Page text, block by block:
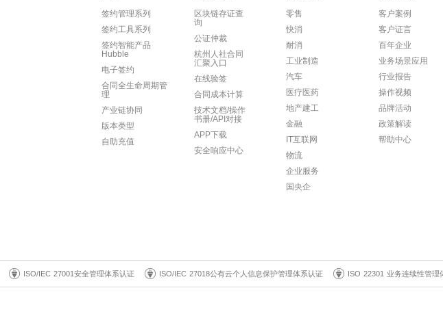
签约管理系列
签约工具系列
签约智能产品
Hubble
电子签约
合同全生命周期管
理
产业链协同
版本类型
自助充值
区块链存证查
询
公证仲裁
杭州人社合同
汇聚入口
在线验签
合同成本计算
技术文档/操作
书册/API对接
APP下载
安全响应中心
零售
快消
耐消
工业制造
汽车
医疗医药
地产建工
金融
IT互联网
物流
企业服务
国央企
客户案例
客户证言
百年企业
业务场景应用
行业报告
操作视频
品牌活动
政策解读
帮助中心
ISO/IEC 27001安全管理体系认证 ISO/IEC 27018公有云个人信息保护管理体系认证 ISO 22301 业务连续性管理